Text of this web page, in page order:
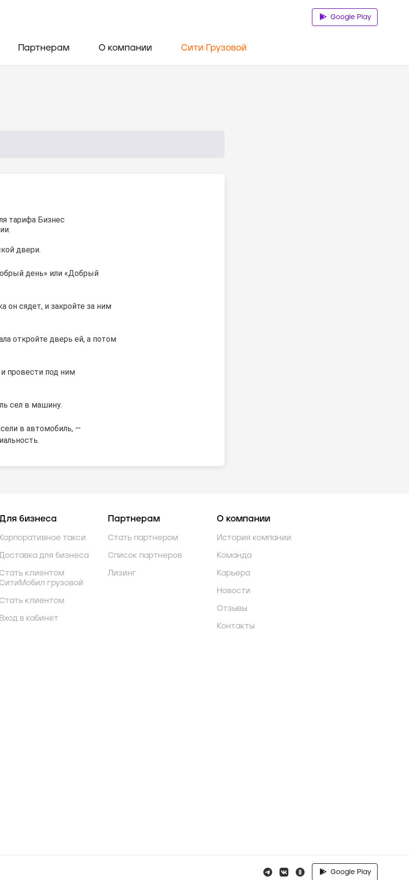
Google Play
Партнерам О компании Сити Грузовой
тарифа Бизнес
двери.
день» или «Добрый
он сядет, и закройте за ним
откройте дверь ей, а потом
провести под ним
сел в машину.
в автомобиль, —
бизнеса
Корпоративное такси
Доставка для бизнеса
клиентом
грузовой
клиентом
Вход в кабинет
Партнерам
Стать партнером
Список партнеров
Лизинг
О компании
История компании
Команда
Карьера
Новости
Отзывы
Контакты
Google Play